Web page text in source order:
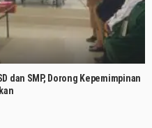
dan SMP, Dorong Kepemimpinan